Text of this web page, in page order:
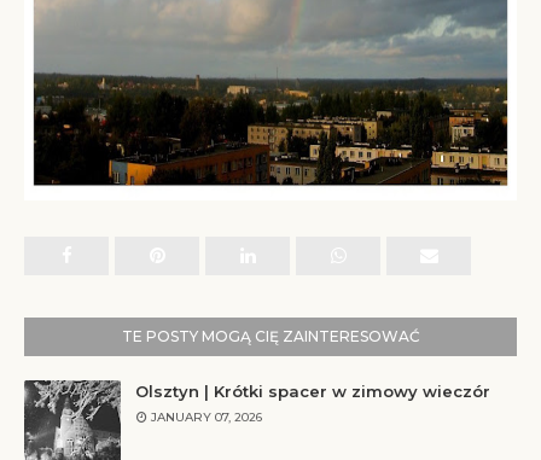
TE POSTY MOGĄ CIĘ ZAINTERESOWAĆ
Olsztyn | Krótki spacer w zimowy wieczór
JANUARY 07, 2026